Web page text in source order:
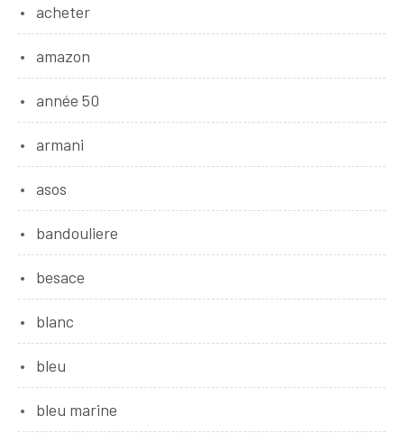
acheter
amazon
année 50
armani
asos
bandouliere
besace
blanc
bleu
bleu marine